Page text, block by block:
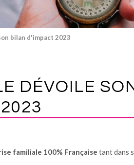
bilan d'impact 2023
DÉVOILE
familiale 100% Française tant dans